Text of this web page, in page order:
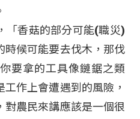
「香菇的部分可能(職災)
時候可能要去伐木，那伐
要拿的工具像鏈鋸之類
作上會遭遇到的風險，
對農民來講應該是一個很